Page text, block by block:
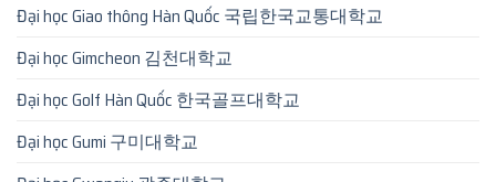
Đại học Giao thông Hàn Quốc 국립한국교통대학교
Đại học Gimcheon 김천대학교
Đại học Golf Hàn Quốc 한국골프대학교
Đại học Gumi 구미대학교